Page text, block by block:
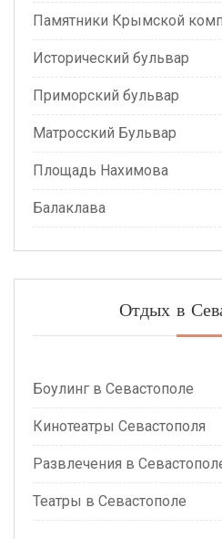
Памятники Крымской
Исторический бульвар
Приморский бульвар
Матросский Бульвар
Площадь Нахимова
Балаклава
Отдых в
Боулинг в Севастополе
Кинотеатры Севастополя
Развлечения в
Театры в Севастополе